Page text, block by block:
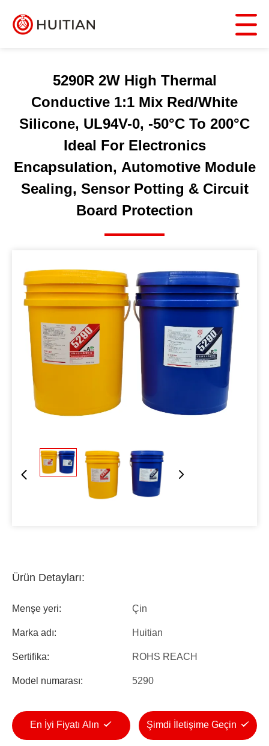
5290R 2W High Thermal
Conductive 1:1 Mix Red/White
Silicone, UL94V-0, -50°C To 200°C
Ideal For Electronics
Encapsulation, Automotive Module
Sealing, Sensor Potting & Circuit
Board Protection
Ürün Detayları:
Menşe yeri: Çin
Marka adı: Huitian
Sertifika: ROHS REACH
Model numarası: 5290
En İyi Fiyatı Alın Şimdi İletişime Geçin